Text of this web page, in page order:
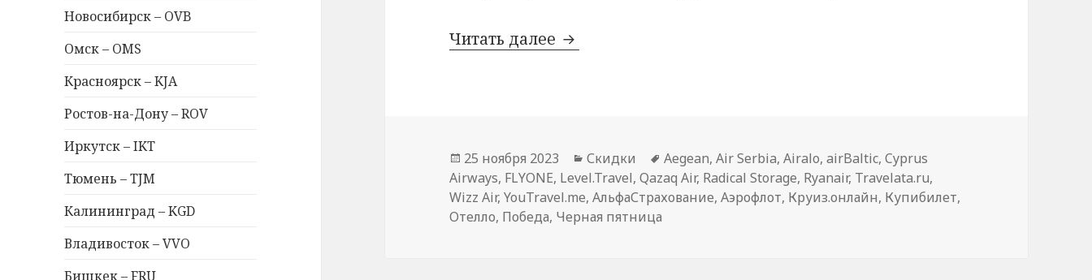
Новосибирск – OVB
Омск – OMS
Красноярск – KJA
Ростов-на-Дону – ROV
Иркутск – IKT
Тюмень – TJM
Калининград – KGD
Владивосток – VVO
Бишкек – FRU
Читать далее Черная пятница 2023
Опубликовано
25 ноября 2023 Рубрики
Скидки Метки
Aegean,Air Serbia,Airalo,airBaltic,Cyprus
Airways, FLYONE, Level.Travel,Qazaq Air, Radical Storage, Ryanair, Travelata.ru,
Wizz Air,YouTravel.me,АльфаСтрахование,Аэрофлот, Круиз.онлайн, Купибилет,
Отелло, Победа, Черная пятница